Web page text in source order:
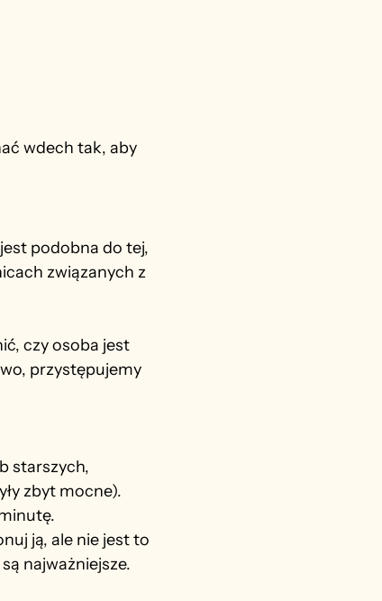
wdech tak, aby
podobna do tej,
związanych z
czy osoba jest
przystępujemy
starszych,
zbyt mocne).
ją, ale nie jest to
najważniejsze.